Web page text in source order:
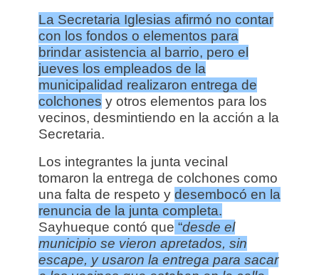
La Secretaria Iglesias afirmó no contar
con los fondos o elementos para
brindar asistencia al barrio, pero el
jueves los empleados de la
municipalidad realizaron entrega de
colchones y otros elementos para los
vecinos, desmintiendo en la acción a la
Secretaria.
Los integrantes la junta vecinal
tomaron la entrega de colchones como
una falta de respeto y desembocó en la
renuncia de la junta completa.
Sayhueque contó que “desde el
municipio se vieron apretados, sin
escape, y usaron la entrega para sacar